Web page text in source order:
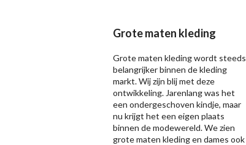
Grote maten kleding
Grote maten kleding wordt steeds
belangrijker binnen de kleding
markt. Wij zijn blij met deze
ontwikkeling. Jarenlang was het
een ondergeschoven kindje, maar
nu krijgt het een eigen plaats
binnen de modewereld. We zien
grote maten kleding en dames ook